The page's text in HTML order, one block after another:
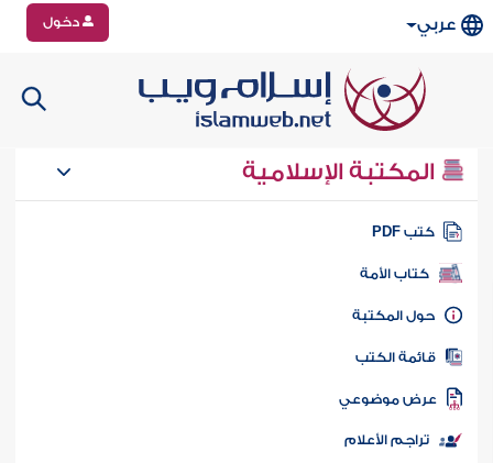
عربي دخول
المكتبة الإسلامية
كتب PDF
كتاب الأمة
المكتبة
الكتب
موضوعي